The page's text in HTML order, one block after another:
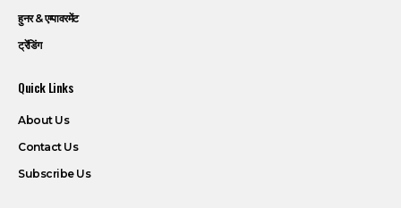
हुनर & एम्पावरमेंट
ट्रेंडिंग
Quick Links
About Us
Contact Us
Subscribe Us